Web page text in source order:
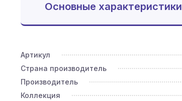
Основные характеристики
Артикул
Страна производитель
Производитель
Коллекция